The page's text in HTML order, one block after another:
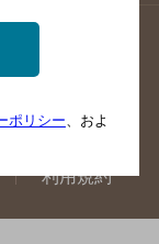
方法のご案内
利用規約
ポリシー 、およ